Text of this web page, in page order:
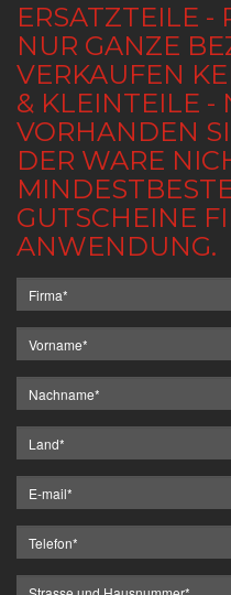
ERSATZTEILE -
NUR GANZE
VERKAUFEN
& KLEINTEILE -
VORHANDEN
DER WARE
GUTSCHEINE
ANWENDUNG.